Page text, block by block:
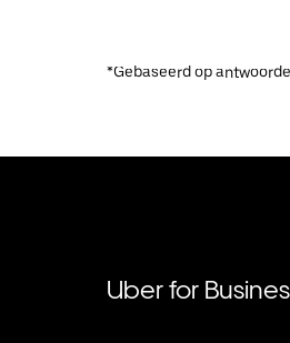
*Gebaseerd op
Uber for